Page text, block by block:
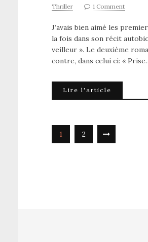
Thriller
1 Comment
J’avais bien aimé les
la fois dans son récit
veilleur ». Le deuxième
contre, dans celui ci: «
Lire l'article
1 2